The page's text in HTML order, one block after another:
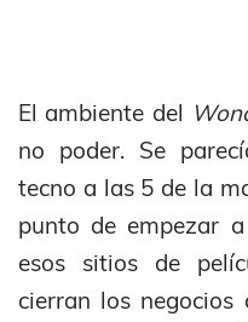
El ambiente del
no poder. Se
tecno a las 5 de la
punto de empezar
esos sitios de
cierran los negocios